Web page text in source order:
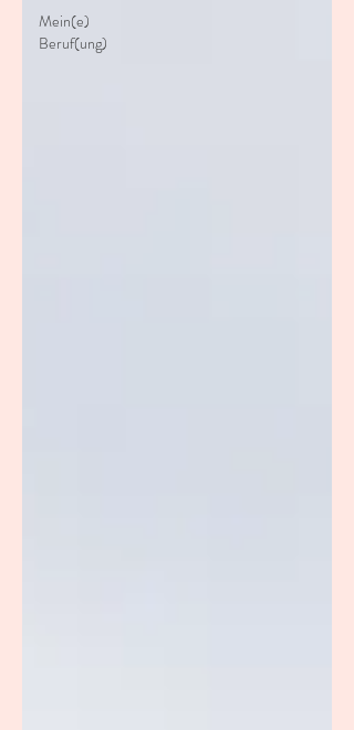
Mein(e)
Beruf(ung)